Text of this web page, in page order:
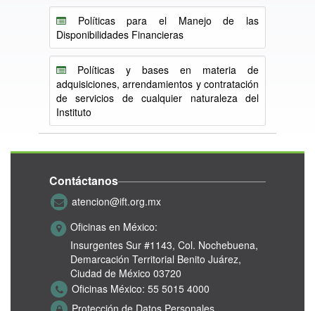
Políticas para el Manejo de las
Disponibilidades Financieras
Políticas y bases en materia de
adquisiciones, arrendamientos y contratación
de servicios de cualquier naturaleza del
Instituto
Contáctanos
atencion@ift.org.mx
Oficinas en México:
Insurgentes Sur #1143, Col. Nochebuena,
Demarcación Territorial Benito Juárez,
Ciudad de México 03720
Oficinas México: 55 5015 4000
Protección de Datos Personales